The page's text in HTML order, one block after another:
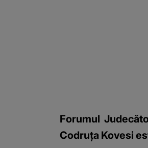
Forumul
Codruţa Kovesi